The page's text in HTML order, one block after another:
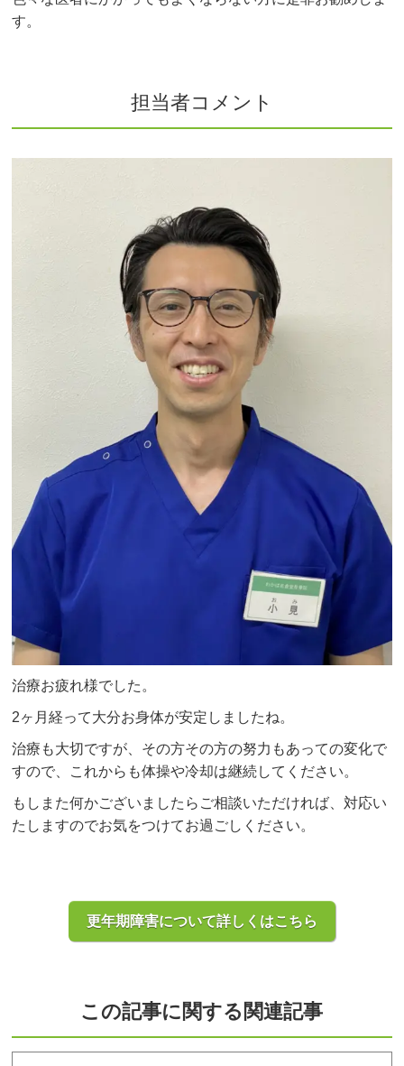
す。
担当者コメント
治療お疲れ様でした。
2ヶ月経って大分お身体が安定しましたね。
治療も大切ですが、その方その方の努力もあっての変化で
すので、これからも体操や冷却は継続してください。
もしまた何かございましたらご相談いただければ、対応い
たしますのでお気をつけてお過ごしください。
更年期障害について詳しくはこちら
この記事に関する関連記事